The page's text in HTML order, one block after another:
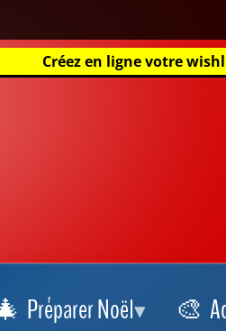
Créez en ligne votre
Préparer Noël